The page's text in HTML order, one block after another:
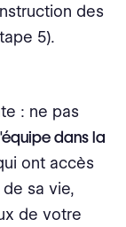
des
5).
: ne pas
dans la
ont accès
sa vie,
de votre